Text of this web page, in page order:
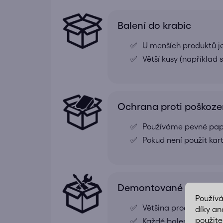
díky
Balení do krabic
U menších produktů
Větší kusy (například
Ochrana proti
Používáme pevné
Pokud není použit
Demontované pro
Většina produktů je
Každé balení